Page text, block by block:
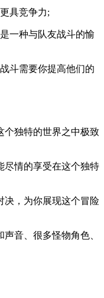
具竞争力;
一种与队友战斗的愉
斗需要你提高他们的
个独特的世界之中极致
尽情的享受在这个独特
决，为你展现这个冒险
音、很多怪物角色、